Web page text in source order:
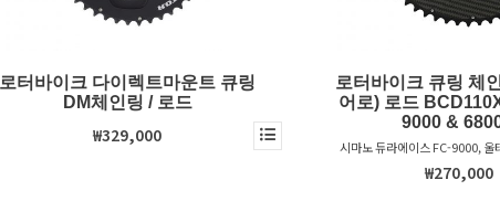
로터바이크 다이렉트마운트 큐링
DM체인링 / 로드
₩329,000
로터바이크 큐링 체
어로) 로드
9000 &
시마노 듀라에이스 FC-9000, 울
105 FC-5800 크랭크 호환 / 시
₩270,000